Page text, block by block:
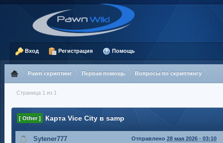
Вход Регистрация Помощь
Pawn скриптинг Первая помощь Вопросы по скриптингу
Страница 1 из 1
[ Other ] Карта Vice City в samp
Sytener777 Отправлено 28 мая 2026 - 03:10